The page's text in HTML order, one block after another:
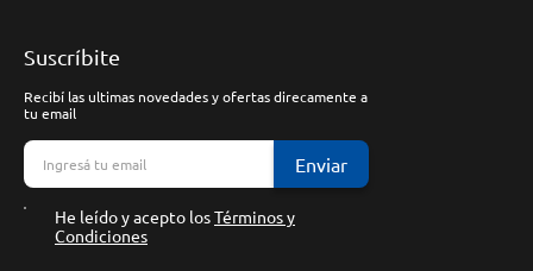
Suscríbite
Recibí las ultimas novedades y ofertas direcamente a
tu email
Enviar
He leído y acepto losTérminos y
Condiciones